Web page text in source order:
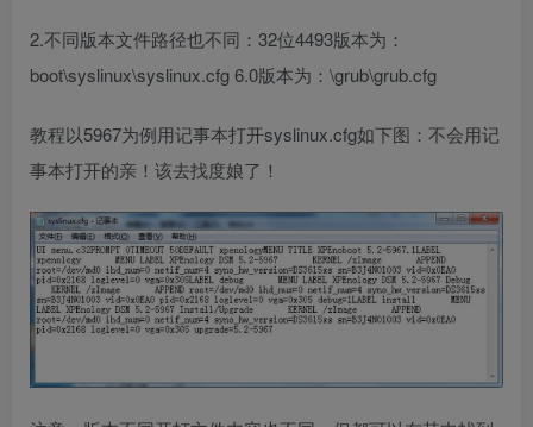
2.不同版本文件路径也不同：32位4493版本为：
boot\syslinux\syslinux.cfg 6.0版本为：\grub\grub.cfg
教程以5967为例用记事本打开syslinux.cfg如下图：不会用记
事本打开的亲！该去找度娘了！